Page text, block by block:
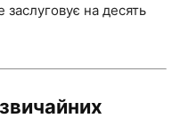
на десять